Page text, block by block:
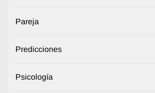
Pareja
Predicciones
Psicología